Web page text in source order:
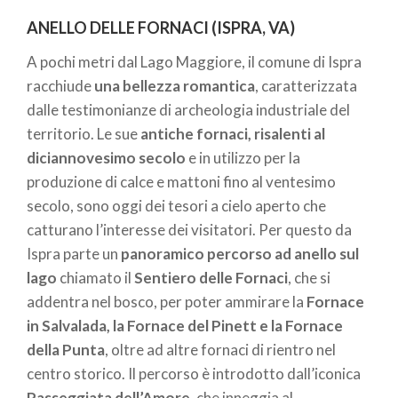
Grande, tra ristoranti alla moda e locali dove
Confraternita dei Lavandai di Milano, composta
da abitanti operosi che ritiravano la biancheria
sporca dalle case del quartiere e si occupavano di
lavarla e asciugarla in questo spazio. La vicinanza
con il Naviglio e una piccola piazza di carico e scarico
merci sui barconi permetteva grande dinamicità di
persone e mezzi, a formare un piccolo ecosistema
composto da lavandai, marinai, magazzinieri e
commercianti che duròfino alla fine degli anni ‘50.
Oggi il vicolo conserva il suo fascino antico, dove il
lavatoio con i suoi stalli in pietra cattura l’attenzione
dei passanti. Un angolo nascosto della movimentata
Milano dove poter visitare anche laChiesa di Santa
Maria delle Grazie.
ANELLO DELLE FORNACI (ISPRA, VA)
A pochi metri dal Lago Maggiore, il comune di Ispra
racchiudeuna bellezza romantica, caratterizzata
dalle testimonianze di archeologia industriale del
territorio. Le sueantiche fornaci, risalenti al
diciannovesimo secolo e in utilizzo per la
produzione di calce e mattoni fino al ventesimo
secolo, sono oggi dei tesori a cielo aperto che
catturano l’interesse dei visitatori. Per questo da
Ispra parte un panoramico percorso ad anello sul
lago chiamato ilSentiero delle Fornaci, che si
addentra nel bosco, per poter ammirare la Fornace
in Salvalada, la Fornace del Pinett e la Fornace
della Punta, oltre ad altre fornaci di rientro nel
centro storico. Il percorso è introdotto dall’iconica